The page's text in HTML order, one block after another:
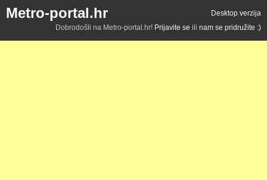
Metro-portal.hr
Desktop verzija
Dobrodošli na Metro-portal.hr! Prijavite se ili nam se pridružite :)